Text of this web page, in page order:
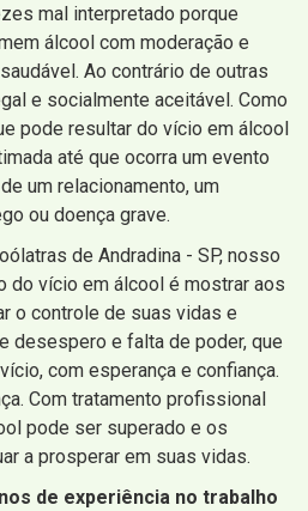
mal interpretado porque
álcool com moderação e
Ao contrário de outras
e socialmente aceitável. Como
pode resultar do vício em álcool
até que ocorra um evento
um relacionamento, um
ou doença grave.
de Andradina - SP, nosso
do vício em álcool é mostrar aos
o controle de suas vidas e
desespero e falta de poder, que
com esperança e confiança.
Com tratamento profissional
pode ser superado e os
a prosperar em suas vidas.
de experiência no trabalho